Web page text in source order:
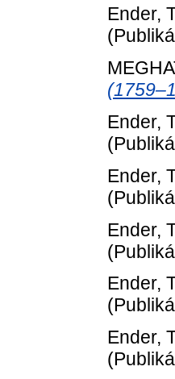
Ender,
Ender,
Ender,
Ender,
Ender,
Ender,